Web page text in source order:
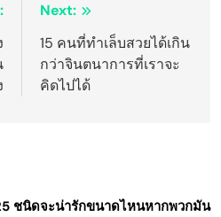
Next:
15 คนที่ทำเล็บสวยได้เกิน
กว่าจินตนาการที่เราจะ
คิดไปได้
ชนิดจะน่ารักขนาดไหนหากพวกมัน